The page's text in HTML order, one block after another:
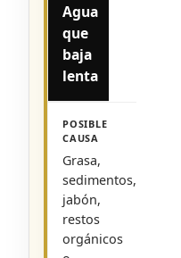
Agua
que
baja
lenta
Grasa,
sedimentos,
jabón,
restos
orgánicos